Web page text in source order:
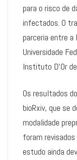
para o risco de
infectados. O
parceria entre a
Universidade
Instituto D’Or
Os resultados
bioRxiv, que se
modalidade
foram
estudo ainda